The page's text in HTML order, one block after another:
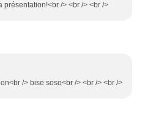
présentation!<br /> <br /> <br />
/> bise soso<br /> <br /> <br />